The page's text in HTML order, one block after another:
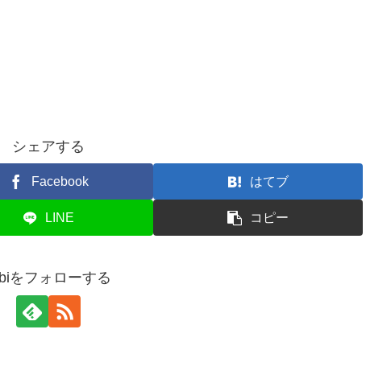
シェアする
Facebook はてブ
LINE コピー
をフォローする